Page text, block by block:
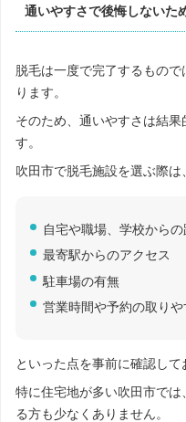
通いやすさで後悔しないた
脱毛は一度で完了するもの
ります。
そのため、通いやすさは結
す。
吹田市で脱毛施設を選ぶ際は、
自宅や職場、学校から
最寄駅からのアクセス
駐車場の有無
営業時間や予約の取りや
といった点を事前に確認して
特に住宅地が多い吹田市で
る方も少なくありません。